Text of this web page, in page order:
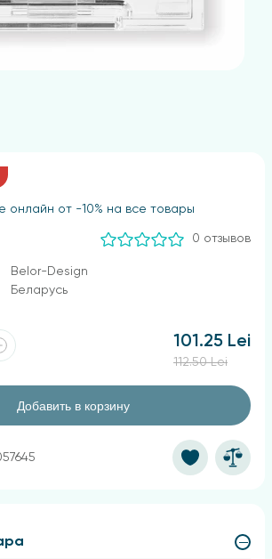
онлайн от -10% на все товары
0 отзывов
Belor-Design
Беларусь
101.25 Lei
112.50 Lei
Добавить в корзину